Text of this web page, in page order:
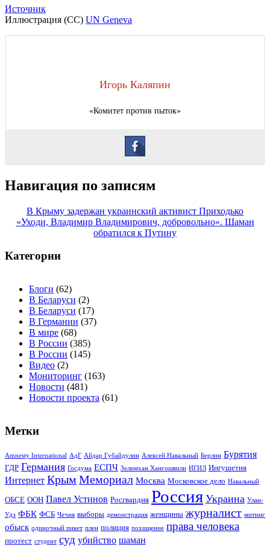
Источник
Иллюстрация (CC) UN Geneva
Игорь Каляпин
«Комитет против пыток»
Навигация по записям
В Крыму задержан украинский активист Приходько
«Уходи, Владимир Владимирович, добровольно». Шаман
обратился к Путину
Категории
Блоги (62)
В Беларуси (2)
В Беларуси (17)
В Германии (37)
В мире (68)
В России (385)
В России (145)
Видео (2)
Мониторинг (163)
Новости (481)
Новости проекта (61)
Метки
Amnesty International АдГ Айдар Губайдулин Алексей Навальный Берлин Бурятия
ГДР Германия Госдума ЕСПЧ Зелимхан Хангошвили ИГИЛ Ингушетия
Интернет Крым Мемориал Москва Московское дело Навальный
ОБСЕ ООН Павел Устинов Росгвардия Россия Украина Улан-
Удэ ФБК ФСБ Чечня выборы демонстрация женщины журналист митинг
обыск одиночный пикет плен полиция похищение права человека
протест студент суд убийство шаман